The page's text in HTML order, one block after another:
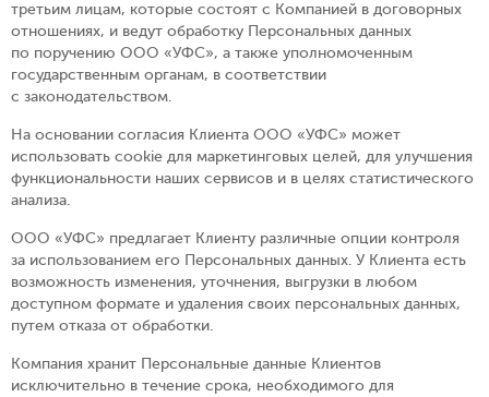
третьим лицам, которые состоят с Компанией в договорных
отношениях, и ведут обработку Персональных данных
по поручению ООО «УФС», а также уполномоченным
государственным органам, в соответствии
с законодательством.
На основании согласия Клиента ООО «УФС» может
использовать cookie для маркетинговых целей, для улучшения
функциональности наших сервисов и в целях статистического
анализа.
ООО «УФС» предлагает Клиенту различные опции контроля
за использованием его Персональных данных. У Клиента есть
возможность изменения, уточнения, выгрузки в любом
доступном формате и удаления своих персональных данных,
путем отказа от обработки.
Компания хранит Персональные данные Клиентов
исключительно в течение срока, необходимого для